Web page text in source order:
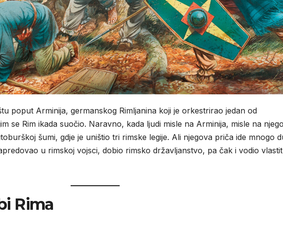
poput Arminija, germanskog Rimljanina koji je orkestrirao jedan od
se Rim ikada suočio. Naravno, kada ljudi misle na Arminija, misle na
šumi, gdje je uništio tri rimske legije. Ali njegova priča ide mnogo
u rimskoj vojsci, dobio rimsko državljanstvo, pa čak i vodio
Rima